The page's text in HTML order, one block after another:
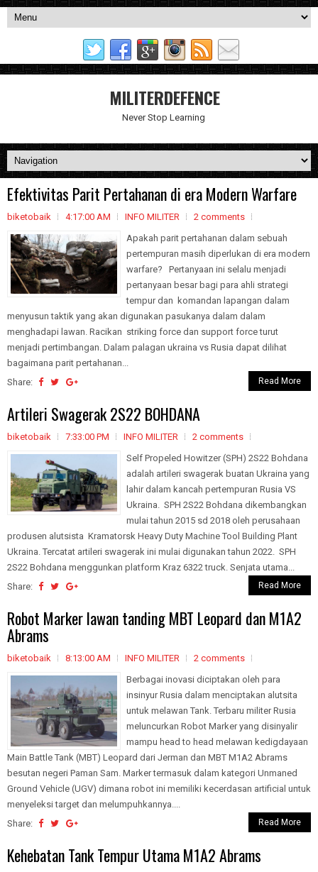
MILITERDEFENCE
Never Stop Learning
Efektivitas Parit Pertahanan di era Modern Warfare
biketobaik 4:17:00 AM INFO MILITER
2 comments
Apakah parit pertahanan dalam sebuah
pertempuran masih diperlukan di era modern
warfare? Pertanyaan ini selalu menjadi
pertanyaan besar bagi para ahli strategi
tempur dan komandan lapangan dalam
menyusun taktik yang akan digunakan pasukanya dalam dalam
menghadapi lawan. Racikan striking force dan support force turut
menjadi pertimbangan. Dalam palagan ukraina vs Rusia dapat dilihat
bagaimana parit pertahanan...
Share:
Read More
Artileri Swagerak 2S22 BOHDANA
biketobaik 7:33:00 PM INFO MILITER
2 comments
Self Propeled Howitzer (SPH) 2S22 Bohdana
adalah artileri swagerak buatan Ukraina yang
lahir dalam kancah pertempuran Rusia VS
Ukraina. SPH 2S22 Bohdana dikembangkan
mulai tahun 2015 sd 2018 oleh perusahaan
produsen alutsista Kramatorsk Heavy Duty Machine Tool Building Plant
Ukraina. Tercatat artileri swagerak ini mulai digunakan tahun 2022. SPH
2S22 Bohdana menggunkan platform Kraz 6322 truck. Senjata utama...
Share:
Read More
Robot Marker lawan tanding MBT Leopard dan M1A2
Abrams
biketobaik 8:13:00 AM INFO MILITER
2 comments
Berbagai inovasi diciptakan oleh para
insinyur Rusia dalam menciptakan alutsita
untuk melawan Tank. Terbaru militer Rusia
meluncurkan Robot Marker yang disinyalir
mampu head to head melawan kedigdayaan
Main Battle Tank (MBT) Leopard dari Jerman dan MBT M1A2 Abrams
besutan negeri Paman Sam. Marker termasuk dalam kategori Unmaned
Ground Vehicle (UGV) dimana robot ini memiliki kecerdasan artificial untuk
menyeleksi target dan melumpuhkannya....
Share:
Read More
Kehebatan Tank Tempur Utama M1A2 Abrams